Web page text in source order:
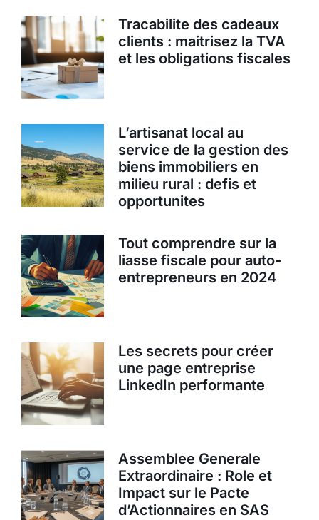
Tracabilite des cadeaux
clients : maitrisez la TVA
et les obligations fiscales
L’artisanat local au
service de la gestion des
biens immobiliers en
milieu rural : defis et
opportunites
Tout comprendre sur la
liasse fiscale pour auto-
entrepreneurs en 2024
Les secrets pour créer
une page entreprise
LinkedIn performante
Assemblee Generale
Extraordinaire : Role et
Impact sur le Pacte
d’Actionnaires en SAS